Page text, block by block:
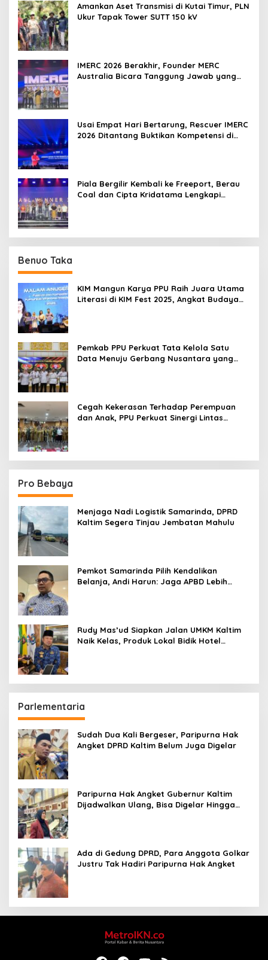
Amankan Aset Transmisi di Kutai Timur, PLN
Ukur Tapak Tower SUTT 150 kV
IMERC 2026 Berakhir, Founder MERC
Australia Bicara Tanggung Jawab yang
Usai Empat Hari Bertarung, Rescuer IMERC
2026 Ditantang Buktikan Kompetensi di
Piala Bergilir Kembali ke Freeport, Berau
Coal dan Cipta Kridatama Lengkapi
Benuo Taka
KIM Mangun Karya PPU Raih Juara Utama
Literasi di KIM Fest 2025, Angkat Budaya
Pemkab PPU Perkuat Tata Kelola Satu
Data Menuju Gerbang Nusantara yang
Cegah Kekerasan Terhadap Perempuan
dan Anak, PPU Perkuat Sinergi Lintas
Pro Bebaya
Menjaga Nadi Logistik Samarinda, DPRD
Kaltim Segera Tinjau Jembatan Mahulu
Pemkot Samarinda Pilih Kendalikan
Belanja, Andi Harun: Jaga APBD Lebih
Rudy Mas’ud Siapkan Jalan UMKM Kaltim
Naik Kelas, Produk Lokal Bidik Hotel
Parlementaria
Sudah Dua Kali Bergeser, Paripurna Hak
Angket DPRD Kaltim Belum Juga Digelar
Paripurna Hak Angket Gubernur Kaltim
Dijadwalkan Ulang, Bisa Digelar Hingga
Ada di Gedung DPRD, Para Anggota Golkar
Justru Tak Hadiri Paripurna Hak Angket